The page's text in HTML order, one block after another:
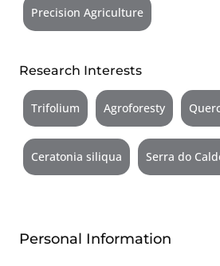
Precision Agriculture
Research Interests
Trifolium Agroforesty
Ceratonia siliqua Serra do
Personal Information